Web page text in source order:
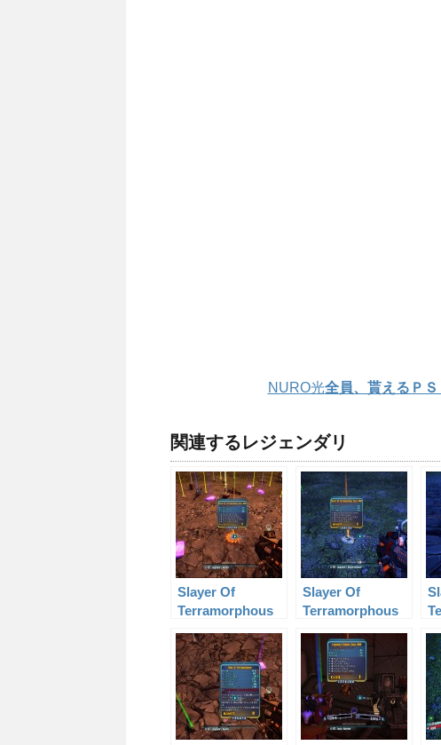
NURO光全員、貰えるＰ
関連するレジェンダリ
Slayer Of
Terramorphous
50
Slayer Of
Terramorphous
50